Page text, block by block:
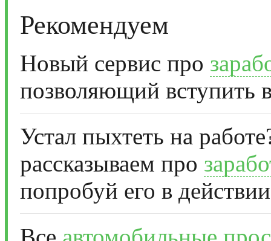
Рекомендуем
Новый сервис про
позволяющий вступить
Устал пыхтеть на
рассказываем про
попробуй его в